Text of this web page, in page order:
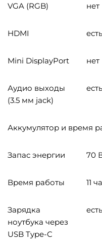
VGA (RGB) нет
HDMI
Mini DisplayPort нет
Аудио выходы
(3.5 мм jack)
Аккумулятор и время
Запас энергии 70
Время работы 11
Зарядка
ноутбука через
USB Type-C
есть